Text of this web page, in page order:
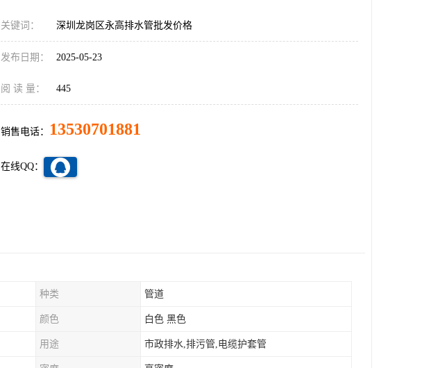
关键词： 深圳龙岗区永高排水管批发价格
发布日期： 2025-05-23
阅 读 量： 445
销售电话： 13530701881
在线QQ：
种类 管道
颜色 白色 黑色
用途 市政排水,排污管,电缆护套管